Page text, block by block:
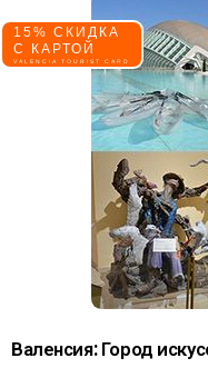
15% СКИДКА
С КАРТОЙ
VALENCIA TOURIST CARD
Валенсия: Город